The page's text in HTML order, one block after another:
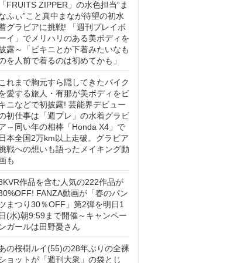
「FRUITS ZIPPER」の水色担当“ま
ふぃ”こと真中まなが待望の初水
グラビアに挑戦! 「週刊プレイボ
イ」でメリハリのある美ボディを
露～「ビキニとか下着みたいなも
を人前で着るのは初めてかも」
これまで胸元すら隠してきたバイク
愛する旅人・有那が美ボディをビ
ニなどで初披露! 芸能界デビュー
初仕事は「週プレ」の水着グラビ
～同い年の相棒「Honda X4」で
日本全国2万km以上走破。グラビア
戦への想いも語ったメイキング動
も
作品を含む人気の222作品が
FANZA動画が「春のパン
まつり30％OFF」第2弾を明日1
日(水)朝9:59まで開催～キャンペー
ンガールは田野憂さん
の桜樹ルイ(55)の28年ぶりの全裸
ョットが「週刊大衆」の袋とじ